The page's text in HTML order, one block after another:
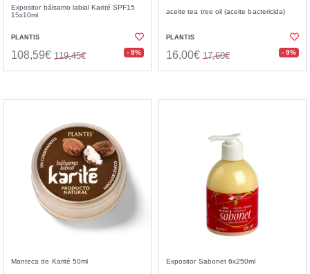
Expositor bálsamo labial Karité SPF15
15x10ml
PLANTIS
108,59€ 119,45€ - 9%
aceite tea tree oil (aceite bactericida)
PLANTIS
16,00€ 17,60€ - 9%
Manteca de Karité 50ml Expositor Sabonet 6x250ml